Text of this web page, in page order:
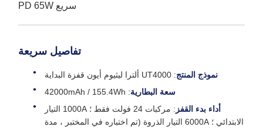
سريع PD 65W
تفاصيل سريعة
نموذج المنتج: UT4000 ألترا ليثيوم أيون قفزة البداية
سعة البطارية: 42000mAh / 155.4Wh
أداء بدء القفز
: مركبات 24 فولت فقط ؛ 1000A التيار
الابتدائي ؛ 6000A التيار الذروة (تم اختباره في المختبر ، مدة